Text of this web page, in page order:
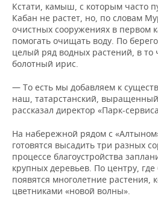
Кстати, камыш, с которым часто
Кабан не растет, но, по словам
очистных сооружениях в первом
помогать очищать воду. По
целый ряд водных растений, в то
болотный ирис.
— То есть мы добавляем к
наш, татарстанский,
рассказал директор «Парк-
На набережной рядом с
готовятся высадить три разных
процессе благоустройства
крупных деревьев. По центру,
появятся многолетние растения,
цветниками «новой волны».